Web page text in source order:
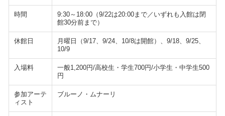
時間
9:30～18:00（9/22は20:00まで／いずれも入館は閉
館30分前まで）
休館日
月曜日（9/17、9/24、10/8は開館）、9/18、9/25、
10/9
入場料
一般1,200円/高校生・学生700円/小学生・中学生500
円
参加アーテ
ィスト
ブルーノ・ムナーリ